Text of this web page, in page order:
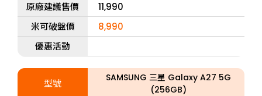
原廠建議售價
11,990
米可破盤價
8,990
優惠活動
型號
SAMSUNG 三星 Galaxy A27 5G
(256GB)